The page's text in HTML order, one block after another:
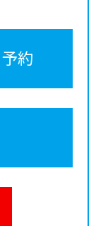
約